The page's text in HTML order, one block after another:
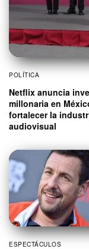
POLÍTICA
Netflix anuncia
millonaria en
fortalecer la
audiovisual
ESPECTÁCULOS